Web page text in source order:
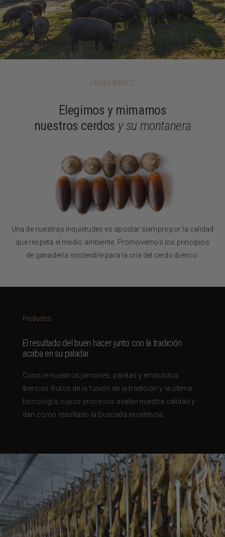
ORIGEN IBÉRICO
Elegimos y mimamos
nuestros cerdos y su montanera
Una de nuestras inquietudes es apostar siempre por la calidad
que respeta el medio ambiente. Promovemos los principios
de ganadería sostenible para la cría del cerdo ibérico.
Productos
El resultado del buen hacer junto con la tradición
acaba en su paladar
Conoce nuestros jamones, paletas y embutidos
ibéricos frutos de la fusión de la tradición y la última
tecnología, cuyos procesos avalan nuestra calidad y
dan como resultado la buscada excelencia.